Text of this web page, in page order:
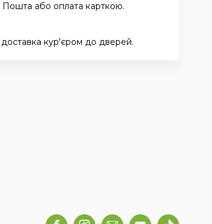
Пошта або оплата карткою.
кур'єром до дверей.